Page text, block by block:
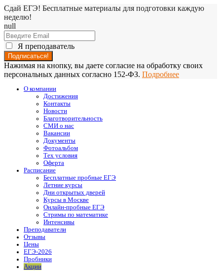
Сдай ЕГЭ! Бесплатные материалы для подготовки каждую
неделю!
null
Я преподаватель
Нажимая на кнопку, вы даете согласие на обработку своих
персональных данных согласно 152-ФЗ. Подробнее
О компании
Достижения
Контакты
Новости
Благотворительность
СМИ о нас
Вакансии
Документы
Фотоальбом
Тех условия
Оферта
Расписание
Бесплатные пробные ЕГЭ
Летние курсы
Дни открытых дверей
Курсы в Москве
Онлайн-пробные ЕГЭ
Стримы по математике
Интенсивы
Преподаватели
Отзывы
Цены
ЕГЭ-2026
Пробники
Акции